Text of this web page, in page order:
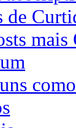
de
mais